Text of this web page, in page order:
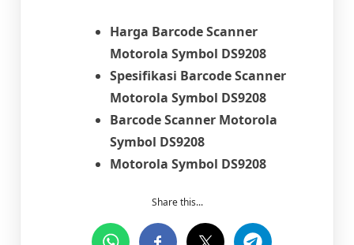
Harga Barcode Scanner
Motorola Symbol DS9208
Spesifikasi Barcode Scanner
Motorola Symbol DS9208
Barcode Scanner Motorola
Symbol DS9208
Motorola Symbol DS9208
Share this...